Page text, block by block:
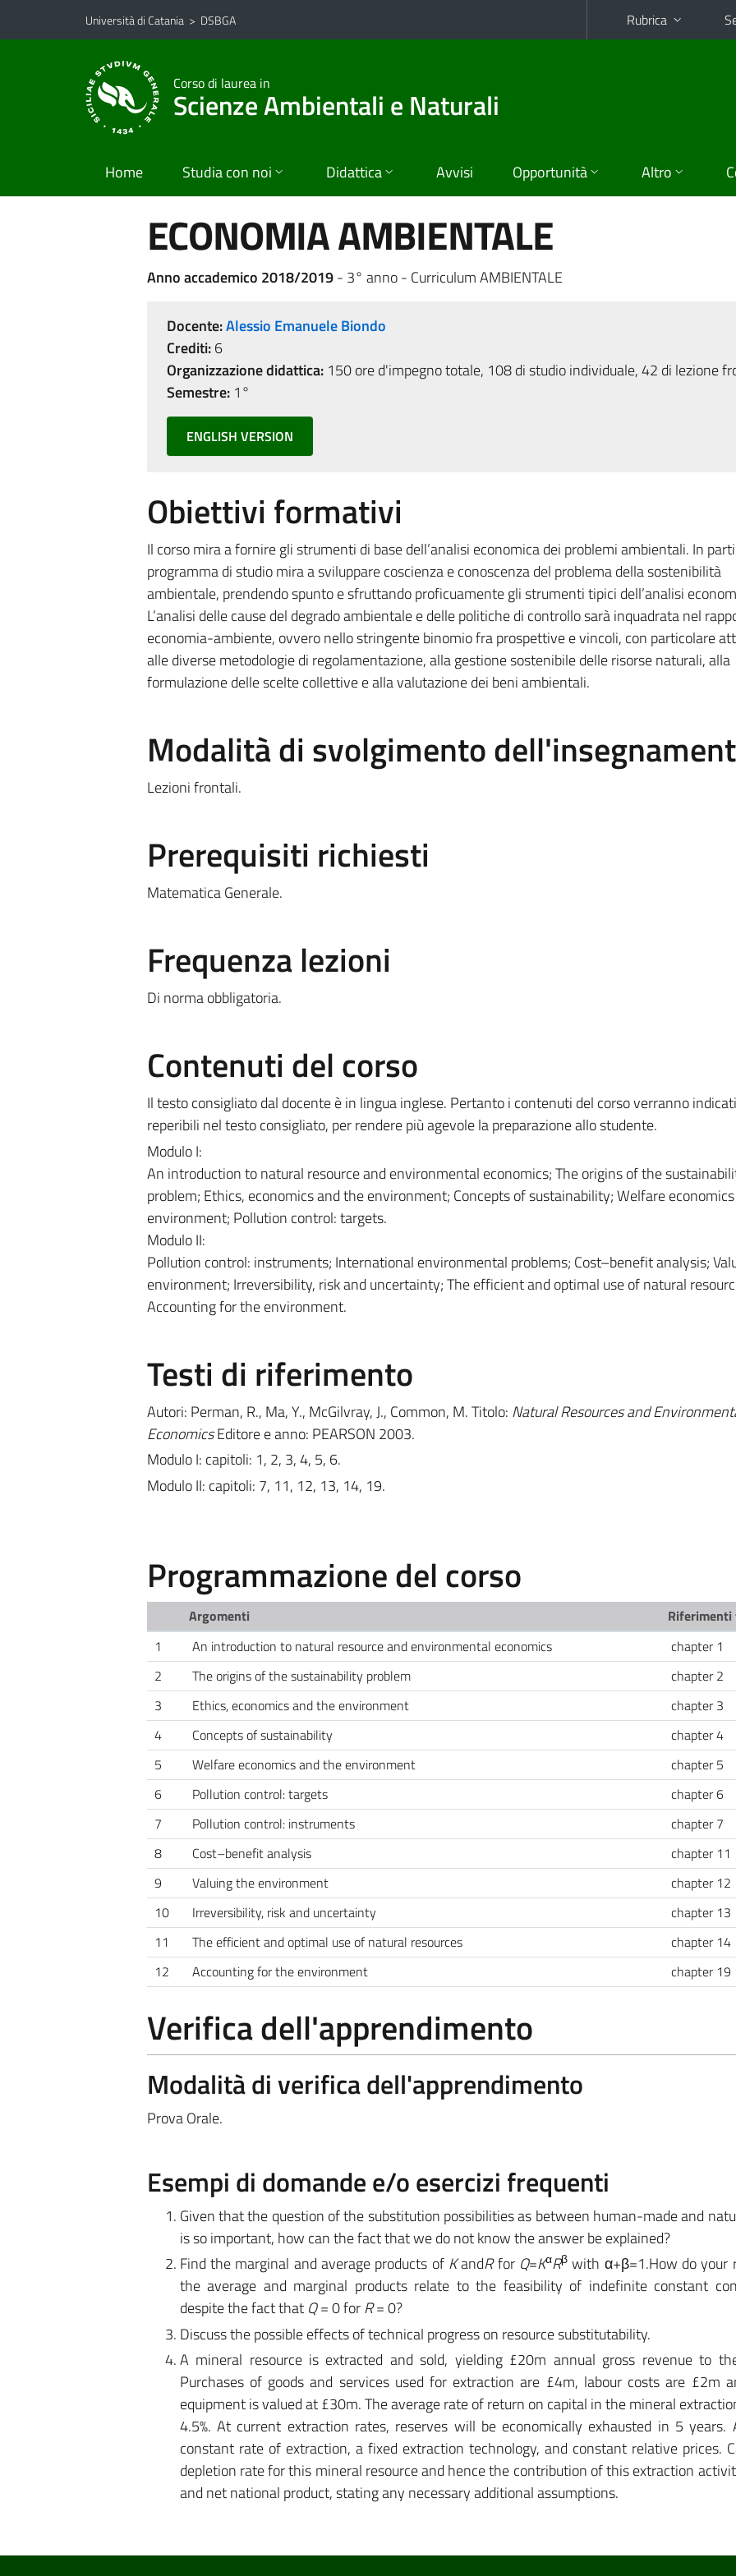
Vai al contenuto principale
Vai al menu di navigazione
Università di Catania > DSBGA Rubrica
Corso di laurea in
Scienze Ambientali e Naturali
Home Studia con noi Didattica Avvisi Opportunità Altro
ECONOMIA AMBIENTALE
Anno accademico 2018/2019- 3° anno - Curriculum AMBIENTALE
Docente:Alessio Emanuele Biondo
Crediti:6
Organizzazione didattica:150 ore d'impegno totale, 108 di studio individuale, 42 di lezione
Semestre:1°
ENGLISH VERSION
Obiettivi formativi
Il corso mira a fornire gli strumenti di base dell’analisi economica dei problemi ambientali. In
programma di studio mira a sviluppare coscienza e conoscenza del problema della sostenibilità
ambientale, prendendo spunto e sfruttando proficuamente gli strumenti tipici dell’analisi
L’analisi delle cause del degrado ambientale e delle politiche di controllo sarà inquadrata nel
economia-ambiente, ovvero nello stringente binomio fra prospettive e vincoli, con particolare
alle diverse metodologie di regolamentazione, alla gestione sostenibile delle risorse naturali, alla
formulazione delle scelte collettive e alla valutazione dei beni ambientali.
Modalità di svolgimento
Lezioni frontali.
Prerequisiti richiesti
Matematica Generale.
Frequenza lezioni
Di norma obbligatoria.
Contenuti del corso
Il testo consigliato dal docente è in lingua inglese. Pertanto i contenuti del corso verranno
reperibili nel testo consigliato, per rendere più agevole la preparazione allo studente.
Modulo I:
An introduction to natural resource and environmental economics; The origins of the
problem; Ethics, economics and the environment; Concepts of sustainability; Welfare
environment; Pollution control: targets.
Modulo II:
Pollution control: instruments; International environmental problems; Cost–benefit analysis;
environment; Irreversibility, risk and uncertainty; The efficient and optimal use of natural
Accounting for the environment.
Testi di riferimento
Autori: Perman, R., Ma, Y., McGilvray, J., Common, M. Titolo: Natural Resources and
EconomicsEditore e anno: PEARSON 2003.
Modulo I: capitoli: 1, 2, 3, 4, 5, 6.
Modulo II: capitoli: 7, 11, 12, 13, 14, 19.
Programmazione del corso
Argomenti
1
An introduction to natural resource and environmental economics
chapter 1
2
The origins of the sustainability problem
chapter 2
3
Ethics, economics and the environment
chapter 3
4
Concepts of sustainability
chapter 4
5
Welfare economics and the environment
chapter 5
6
Pollution control: targets
chapter 6
7
Pollution control: instruments
chapter 7
8
Cost–benefit analysis
chapter 11
9
Valuing the environment
chapter 12
10
Irreversibility, risk and uncertainty
chapter 13
11
The efficient and optimal use of natural resources
chapter 14
12
Accounting for the environment chapter 19
Verifica dell'apprendimento
Modalità di verifica dell'apprendimento
Prova Orale.
Esempi di domande e/o esercizi frequenti
Given that the question of the substitution possibilities as between human-made and
is so important, how can the fact that we do not know the answer be explained?
Find the marginal and average products of KandRfor Q=KαRβ with α+β=1.How do your
the average and marginal products relate to the feasibility of indefinite constant
despite the fact that Q= 0 forR= 0?
Discuss the possible effects of technical progress on resource substitutability.
A mineral resource is extracted and sold, yielding £20m annual gross revenue to
Purchases of goods and services used for extraction are £4m, labour costs are £2m
equipment is valued at £30m. The average rate of return on capital in the mineral
4.5%. At current extraction rates, reserves will be economically exhausted in 5 years.
constant rate of extraction, a fixed extraction technology, and constant relative prices.
depletion rate for this mineral resource and hence the contribution of this extraction
and net national product, stating any necessary additional assumptions.